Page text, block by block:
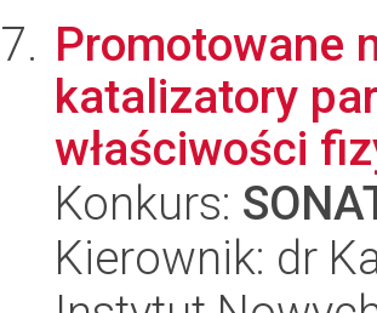
Promotowane
katalizatory
właściwości
Konkurs:
Kierownik: dr